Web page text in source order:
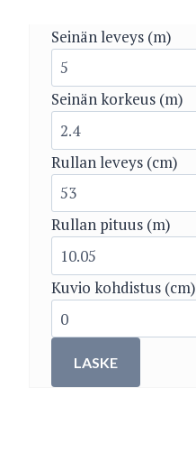
Seinän leveys (m)
Seinän korkeus (m)
Rullan leveys (cm)
Rullan pituus (m)
Kuvio kohdistus (cm)
LASKE